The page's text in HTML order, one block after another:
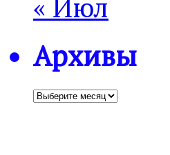
Архивы
Архивы